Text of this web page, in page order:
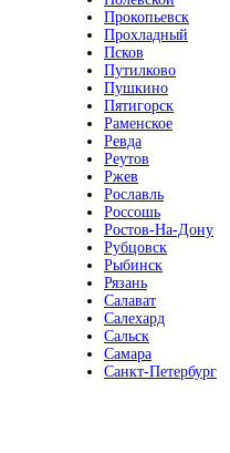
Прокопьевск
Прохладный
Псков
Путилково
Пушкино
Пятигорск
Раменское
Ревда
Реутов
Ржев
Рославль
Россошь
Ростов-На-Дону
Рубцовск
Рыбинск
Рязань
Салават
Салехард
Сальск
Самара
Санкт-Петербург